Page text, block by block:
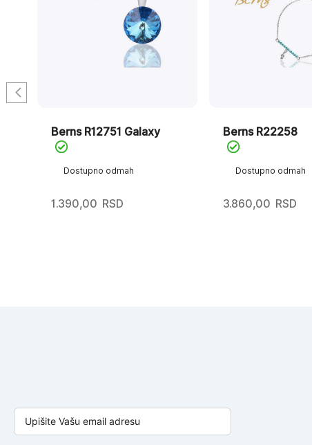
Dostupno odmah
Berns R12751 Galaxy
1.390,00 RSD
Dostupno odmah
Berns R22258
3.860,00 RSD